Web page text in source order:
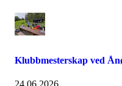
Klubbmesterskap ved
24.06.2026